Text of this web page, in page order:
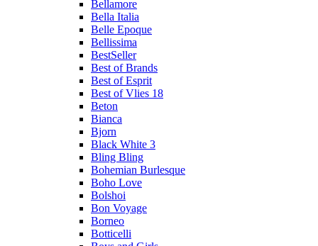
Bellamore
Bella Italia
Belle Epoque
Bellissima
BestSeller
Best of Brands
Best of Esprit
Best of Vlies 18
Beton
Bianca
Bjorn
Black White 3
Bling Bling
Bohemian Burlesque
Boho Love
Bolshoi
Bon Voyage
Borneo
Botticelli